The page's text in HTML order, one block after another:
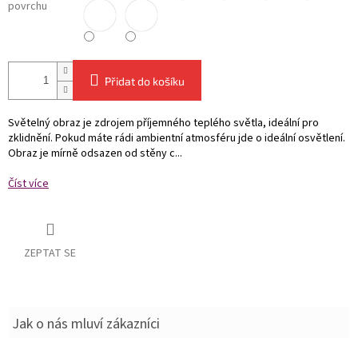
povrchu
Přidat do košíku
Světelný obraz je zdrojem příjemného teplého světla, ideální pro
zklidnění. Pokud máte rádi ambientní atmosféru jde o ideální osvětlení.
Obraz je mírně odsazen od stěny c...
Číst více
ZEPTAT SE
Jak o nás mluví zákazníci